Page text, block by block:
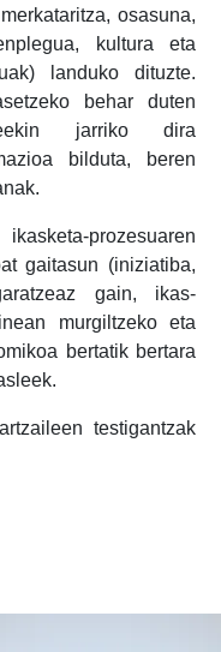
osasuna,
kultura eta
landuko dituzte.
behar duten
jarriko dira
bilduta, beren
prozesuaren
gaitasun (iniziatiba,
gain, ikas-
murgiltzeko eta
bertatik bertara
testigantzak